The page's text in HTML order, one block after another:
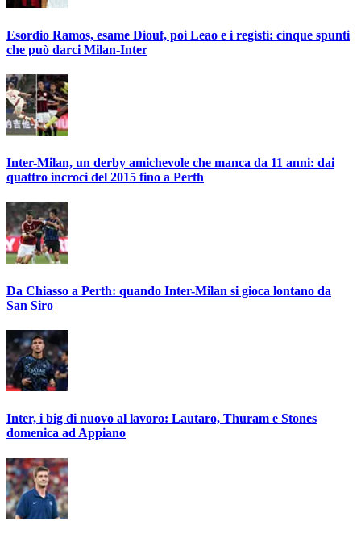
Esordio Ramos, esame Diouf, poi Leao e i registi: cinque spunti
che può darci Milan-Inter
Inter-Milan, un derby amichevole che manca da 11 anni: dai
quattro incroci del 2015 fino a Perth
Da Chiasso a Perth: quando Inter-Milan si gioca lontano da
San Siro
Inter, i big di nuovo al lavoro: Lautaro, Thuram e Stones
domenica ad Appiano